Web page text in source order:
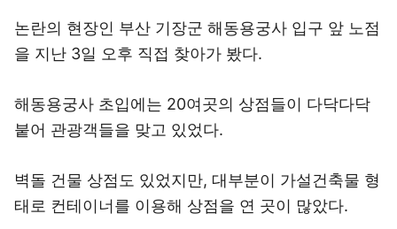
논란의 현장인 부산 기장군 해동용궁사 입구 앞 노점
을 지난 3일 오후 직접 찾아가 봤다.
해동용궁사 초입에는 20여곳의 상점들이 다닥다닥
붙어 관광객들을 맞고 있었다.
벽돌 건물 상점도 있었지만, 대부분이 가설건축물 형
태로 컨테이너를 이용해 상점을 연 곳이 많았다.